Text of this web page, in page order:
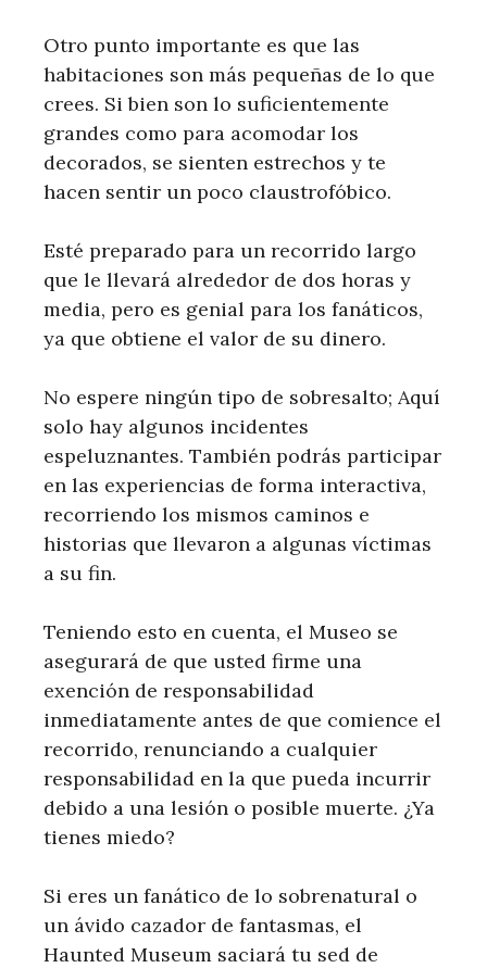
Otro punto importante es que las
habitaciones son más pequeñas de lo que
crees. Si bien son lo suficientemente
grandes como para acomodar los
decorados, se sienten estrechos y te
hacen sentir un poco claustrofóbico.
Esté preparado para un recorrido largo
que le llevará alrededor de dos horas y
media, pero es genial para los fanáticos,
ya que obtiene el valor de su dinero.
No espere ningún tipo de sobresalto; Aquí
solo hay algunos incidentes
espeluznantes. También podrás participar
en las experiencias de forma interactiva,
recorriendo los mismos caminos e
historias que llevaron a algunas víctimas
a su fin.
Teniendo esto en cuenta, el Museo se
asegurará de que usted firme una
exención de responsabilidad
inmediatamente antes de que comience el
recorrido, renunciando a cualquier
responsabilidad en la que pueda incurrir
debido a una lesión o posible muerte. ¿Ya
tienes miedo?
Si eres un fanático de lo sobrenatural o
un ávido cazador de fantasmas, el
Haunted Museum saciará tu sed de